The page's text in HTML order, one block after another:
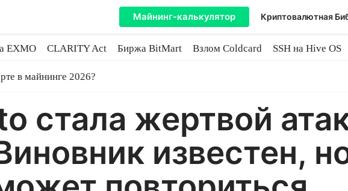
Майнинг-калькулятор Криптовалютная
EXMO CLARITY Act Биржа BitMart Взлом Coldcard SSH на Hive OS
в майнинге 2026?
стала жертвой
известен,